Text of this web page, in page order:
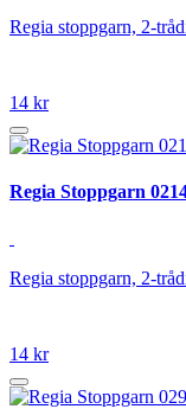
Regia stoppgarn, 2-
14 kr
Regia Stoppgarn
Regia stoppgarn, 2-
14 kr